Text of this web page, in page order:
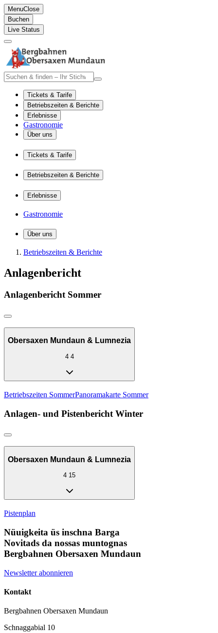
MenuClose
Buchen
Live Status
Tickets & Tarife
Betriebszeiten & Berichte
Erlebnisse
Gastronomie
Über uns
Tickets & Tarife
Betriebszeiten & Berichte
Erlebnisse
Gastronomie
Über uns
Betriebszeiten & Berichte
Anlagenbericht
Anlagenbericht Sommer
Obersaxen Mundaun & Lumnezia
4 4
Betriebszeiten SommerPanoramakarte Sommer
Anlagen- und Pistenbericht Winter
Obersaxen Mundaun & Lumnezia
4 15
Pistenplan
Nüuigkeita üs inschna Barga
Novitads da nossas muntognas
Bergbahnen Obersaxen Mundaun
Newsletter abonnieren
Kontakt
Bergbahnen Obersaxen Mundaun
Schnaggabial 10